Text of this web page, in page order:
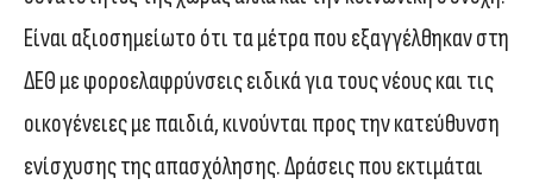
Είναι αξιοσημείωτο ότι τα μέτρα που εξαγγέλθηκαν στη
ΔΕΘ με φοροελαφρύνσεις ειδικά για τους νέους και τις
οικογένειες με παιδιά, κινούνται προς την κατεύθυνση
ενίσχυσης της απασχόλησης. Δράσεις που εκτιμάται